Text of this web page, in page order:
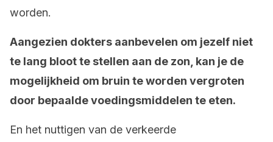
worden.
Aangezien dokters aanbevelen om jezelf niet
te lang bloot te stellen aan de zon, kan je de
mogelijkheid om bruin te worden vergroten
door bepaalde voedingsmiddelen te eten.
En het nuttigen van de verkeerde